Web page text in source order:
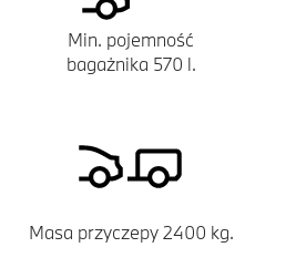
Min. pojemność
bagażnika 570 l.
Masa przyczepy 2400 kg.